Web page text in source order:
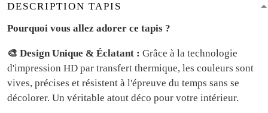
DESCRIPTION TAPIS
Pourquoi vous allez adorer ce tapis ?
🎨 Design Unique & Éclatant : Grâce à la technologie
d'impression HD par transfert thermique, les couleurs sont
vives, précises et résistent à l'épreuve du temps sans se
décolorer. Un véritable atout déco pour votre intérieur.